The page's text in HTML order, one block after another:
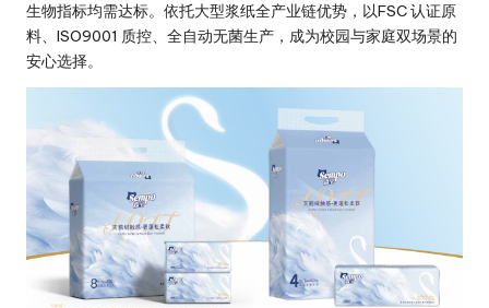
生物指标均需达标。依托大型浆纸全产业链优势，以FSC 认证原
料、ISO9001 质控、全自动无菌生产，成为校园与家庭双场景的
安心选择。